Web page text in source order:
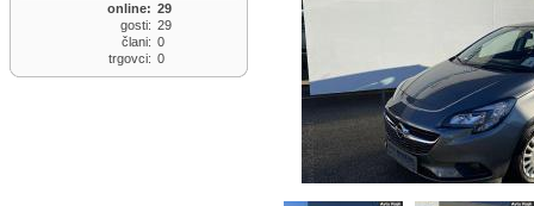
online: 29
gosti: 29
člani: 0
trgovci: 0